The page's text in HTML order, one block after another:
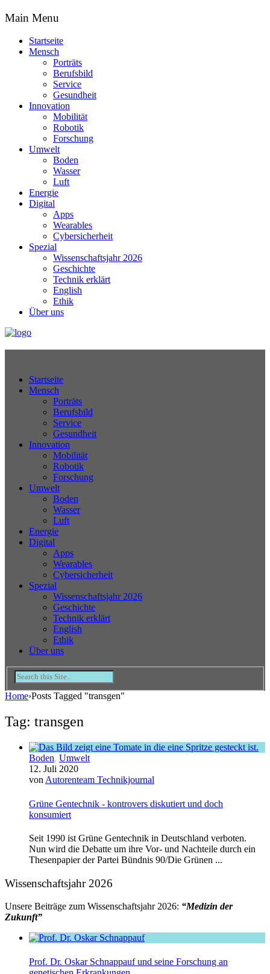
Main Menu
Startseite
Mensch
Porträts
Berufsbild
Service
Gesundheit
Innovation
Mobilität
Robotik
Forschung
Umwelt
Boden
Wasser
Luft
Energie
Digital
Apps
Wearables
Cybersicherheit
Spezial
Wissenschaftsjahr 2026
Geschichte
Technik erklärt
English
Ethik
Über uns
Startseite
Mensch
Porträts
Berufsbild
Service
Gesundheit
Innovation
Mobilität
Robotik
Forschung
Umwelt
Boden
Wasser
Luft
Energie
Digital
Apps
Wearables
Cybersicherheit
Spezial
Wissenschaftsjahr 2026
Geschichte
Technik erklärt
English
Ethik
Über uns
Home›Posts Tagged "transgen"
Tag: transgen
Boden, Umwelt
12. Juli 2020
von Autorenteam Technikjournal
Grüne Gentechnik - kontrovers diskutiert und doch
konsumiert
Seit 1990 ist Grüne Gentechnik in Deutschland verboten.
Nun wird die Debatte um ihre Vor- und Nachteile durch ein
Thesenpapier der Partei Bündnis 90/Die Grünen ...
Wissenschaftsjahr 2026
Unsere Beiträge zum Wissenschaftsjahr 2026: “Medizin der
Zukunft”
Prof. Dr. Oskar Schnappauf und seine Forschung an